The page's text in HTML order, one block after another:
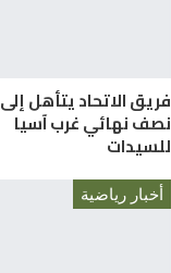
فريق الاتحاد يتأهل إلى
نصف نهائي غرب آسيا
للسيدات
أخبار رياضية